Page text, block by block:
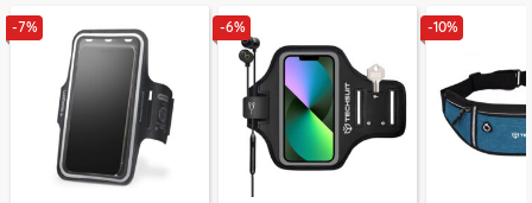
-7% -6% -10%